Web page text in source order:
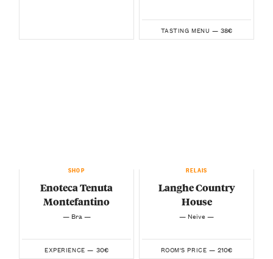
TASTING MENU — 38€
SHOP
Enoteca Tenuta
Montefantino
— Bra —
EXPERIENCE — 30€
RELAIS
Langhe Country
House
— Neive —
ROOM'S PRICE — 210€